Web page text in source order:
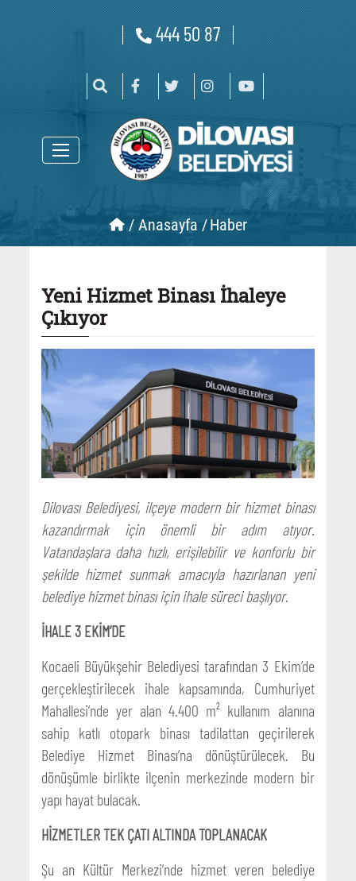
444 50 87
/Anasayfa /Haber
Yeni Hizmet Binası İhaleye
Çıkıyor
Dilovası Belediyesi, ilçeye modern bir hizmet binası
kazandırmak için önemli bir adım atıyor.
Vatandaşlara daha hızlı, erişilebilir ve konforlu bir
şekilde hizmet sunmak amacıyla hazırlanan yeni
belediye hizmet binası için ihale süreci başlıyor.
İHALE 3 EKİM’DE
Kocaeli Büyükşehir Belediyesi tarafından 3 Ekim’de
gerçekleştirilecek ihale kapsamında, Cumhuriyet
Mahallesi’nde yer alan 4.400 m² kullanım alanına
sahip katlı otopark binası tadilattan geçirilerek
Belediye Hizmet Binası’na dönüştürülecek. Bu
dönüşümle birlikte ilçenin merkezinde modern bir
yapı hayat bulacak.
HİZMETLER TEK ÇATI ALTINDA TOPLANACAK
Şu an Kültür Merkezi’nde hizmet veren belediye